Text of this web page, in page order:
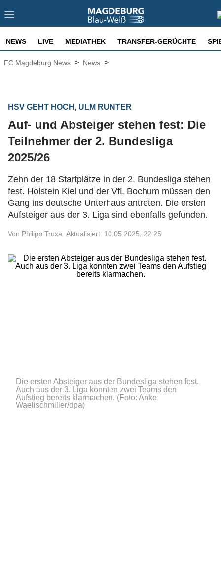
NEWS LIVE MEDIATHEK TRANSFER-GERÜCHTE
FC Magdeburg News > News >
HSV GEHT HOCH, ULM RUNTER
Auf- und Absteiger stehen fest: Die
Teilnehmer der 2. Bundesliga
2025/26
Zehn der 18 Startplätze in der 2. Bundesliga stehen
fest. Holstein Kiel und der VfL Bochum müssen den
Gang ins deutsche Unterhaus antreten. Die ersten
Aufsteiger aus der 3. Liga sind ebenfalls gefunden.
Von Philipp Truxa Aktualisiert: 10.05.2025, 22:25
Die ersten Absteiger aus der Bundesliga stehen fest.
Auch aus der 3. Liga konnten zwei Teams den
Aufstieg bereits klarmachen. (Foto: Anke
Waelischmiller/dpa)